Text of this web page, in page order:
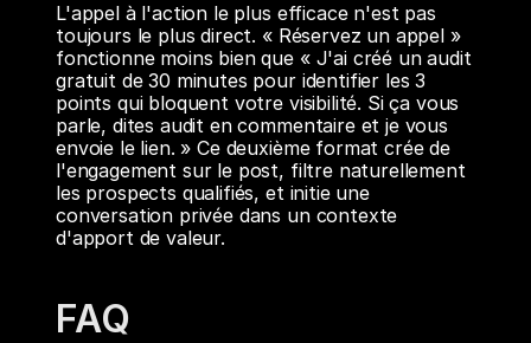
L'appel à l'action le plus efficace n'est pas
toujours le plus direct. « Réservez un appel »
fonctionne moins bien que « J'ai créé un audit
gratuit de 30 minutes pour identifier les 3
points qui bloquent votre visibilité. Si ça vous
parle, dites audit en commentaire et je vous
envoie le lien. » Ce deuxième format crée de
l'engagement sur le post, filtre naturellement
les prospects qualifiés, et initie une
conversation privée dans un contexte
d'apport de valeur.
FAQ